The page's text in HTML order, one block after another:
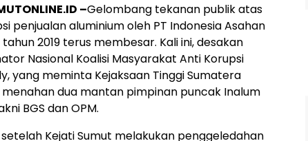
–Gelombang tekanan publik atas
penjualan aluminium oleh PT Indonesia Asahan
2019 terus membesar. Kali ini, desakan
Nasional Koalisi Masyarakat Anti Korupsi
yang meminta Kejaksaan Tinggi Sumatera
dua mantan pimpinan puncak Inalum
BGS dan OPM.
Kejati Sumut melakukan penggeledahan